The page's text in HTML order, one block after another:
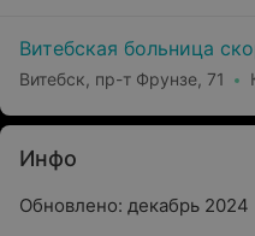
Витебская больница
Витебск, пр-т Фрунзе, 71
Инфо
Обновлено: декабрь 2024